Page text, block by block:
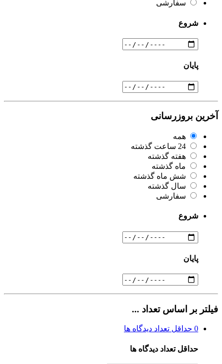
سفارشی
شروع
پایان
آخرین بروزرسانی
همه
24 ساعت گذشته
هفته گذشته
ماه گذشته
شش ماه گذشته
سال گذشته
سفارشی
شروع
پایان
فیلتر بر اساس تعداد ...
0 حداقل تعداد دیدگاه ها
حداقل تعداد دیدگاه ها